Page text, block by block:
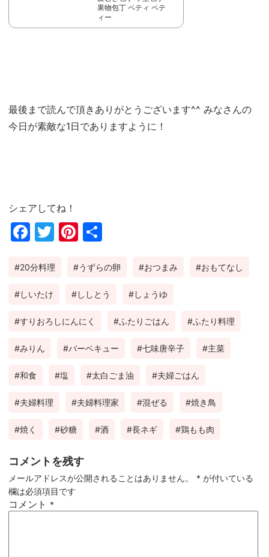
果物包丁 ペティ ペテ
ィー
最後まで読んで頂きありがとうございます^^ みなさんの
今日が素敵な1日でありますように！
シェアしてね！
Fac
ok
Twi
Pin
est
20分料理 うずらの卵 おつまみ おもてなし
しいたけ ししとう しょうゆ
すりおろしにんにく ふたりごはん ふたり料理
みりん バーベキュー 七味唐辛子 主菜
和食 塩 太白ごま油 夫婦ごはん
夫婦料理 夫婦料理家 混ぜる 焼き鳥
焼く 砂糖 酒 長ネギ 鶏もも肉
コメントを残す
メールアドレスが公開されることはありません。 * が付いている
欄は必須項目です
コメント *